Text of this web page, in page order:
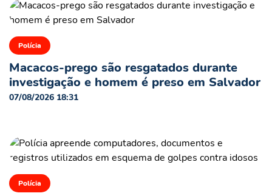
Polícia
Macacos-prego são resgatados durante
investigação e homem é preso em Salvador
07/08/2026 18:31
Polícia